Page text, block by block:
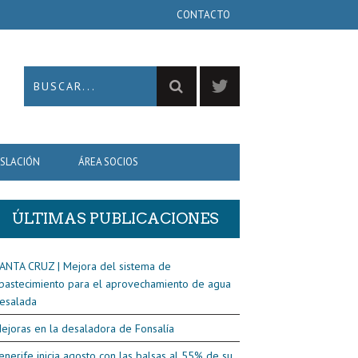
CONTACTO
ÁREA SOCIOS
ÚLTIMAS PUBLICACIONES
CRUZ | Mejora del sistema de
para el aprovechamiento de agua
en la desaladora de Fonsalía